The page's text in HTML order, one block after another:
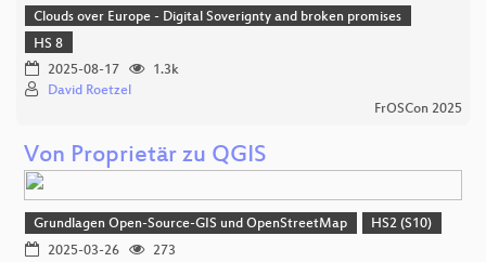
Clouds over Europe - Digital Soverignty and broken promises
HS 8
2025-08-17
1.3k
David Roetzel
FrOSCon 2025
Von Proprietär zu QGIS
Grundlagen Open-Source-GIS und OpenStreetMap
HS2 (S10)
2025-03-26
273